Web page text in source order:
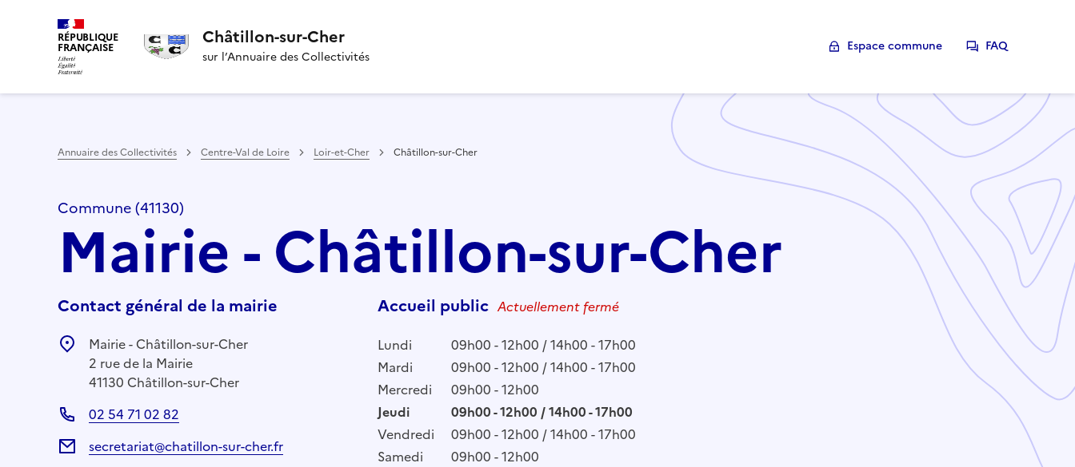
RÉPUBLIQUE
FRANÇAISE Châtillon-sur-Cher
sur l’Annuaire des Collectivités
Espace commune FAQ
Annuaire des Collectivités Centre-Val de Loire Loir-et-Cher Châtillon-sur-Cher
Commune (41130)
Mairie - Châtillon-sur-Cher
Contact général de la mairie
Mairie - Châtillon-sur-Cher
2 rue de la Mairie
41130 Châtillon-sur-Cher
02 54 71 02 82
secretariat@chatillon-sur-cher.fr
Accueil public Actuellement fermé
Lundi
09h00 - 12h00 / 14h00 - 17h00
Mardi
09h00 - 12h00 / 14h00 - 17h00
Mercredi
09h00 - 12h00
Jeudi
09h00 - 12h00 / 14h00 - 17h00
Vendredi
09h00 - 12h00 / 14h00 - 17h00
Samedi
09h00 - 12h00